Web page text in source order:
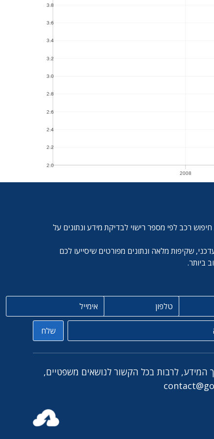
2008
2.0
2.2
2.4
2.6
2.8
3.0
3.2
3.4
3.6
3.8
רכב לפי מספר רישוי לבדיקת מידע ונתונים על
שקיפות מלאה ונתונים מפורטים שיסייעו לכם
ביותר.
טלפון
שלח
המידע, לרבות בכל הקשור לנושאים משפטיים,